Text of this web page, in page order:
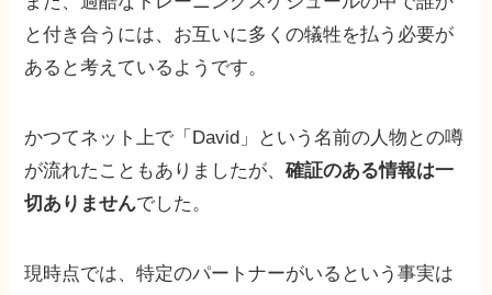
と付き合うには、お互いに多くの犠牲を払う必要が
あると考えているようです。
かつてネット上で「David」という名前の人物との噂
が流れたこともありましたが、確証のある情報は一
切ありませんでした。
現時点では、特定のパートナーがいるという事実は